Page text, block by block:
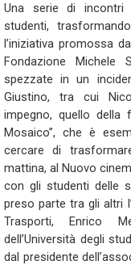
Una serie di incontri
studenti,
l’iniziativa promossa
Fondazione Michele
spezzate in un
Giustino, tra cui
impegno, quello della
Mosaico”, che è
cercare di
mattina, al Nuovo
con gli studenti delle
preso parte tra gli altri
Trasporti, Enrico
dell’Università degli
dal presidente